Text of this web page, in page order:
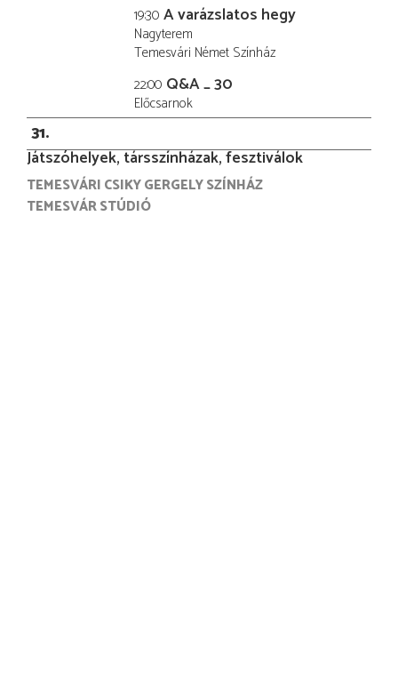
19:30 A varázslatos hegy
Nagyterem
Temesvári Német Színház
22:00 Q&A _ 30
Előcsarnok
31
Játszóhelyek, társszínházak, fesztiválok
TEMESVÁRI CSIKY GERGELY SZÍNHÁZ
TEMESVÁR STÚDIÓ